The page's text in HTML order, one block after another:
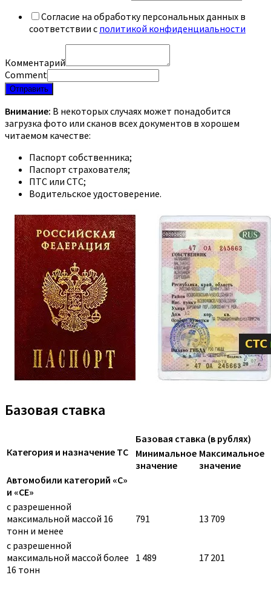
Согласие на обработку персональных данных в
соответствии с политикой конфиденциальности
Комментарий
Comment
Отправить
Внимание: В некоторых случаях может понадобится
загрузка фото или сканов всех документов в хорошем
читаемом качестве:
Паспорт собственника;
Паспорт страхователя;
ПТС или СТС;
Водительское удостоверение.
Базовая ставка
Категория и назначение ТС
Базовая ставка (в рублях)
Минимальное
значение
Максимальное
значение
Автомобили категорий «C»
и «CE»
с разрешенной
максимальной массой 16
тонн и менее
791 13 709
с разрешенной
максимальной массой более
16 тонн
1 489 17 201